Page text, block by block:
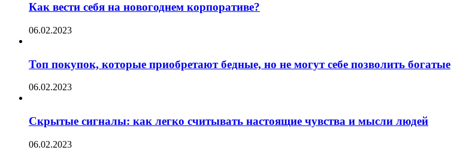
Как вести себя на новогоднем корпоративе?
06.02.2023
Топ покупок, которые приобретают бедные, но не могут себе позволить богатые
06.02.2023
Скрытые сигналы: как легко считывать настоящие чувства и мысли людей
06.02.2023